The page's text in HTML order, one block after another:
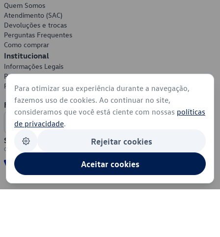
Quem Somos
Atendimento (SAC)
Devoluções e trocas
Perguntas Frequentes
Como comprar
Institucional
Informações Legais
Política de Privacidade
Política de Cookies
Formas de Pagamento
Segurança
Para otimizar sua experiência durante a navegação,
fazemos uso de cookies. Ao continuar no site,
consideramos que você está ciente com nossas políticas
de privacidade.
Rejeitar cookies
Aceitar cookies